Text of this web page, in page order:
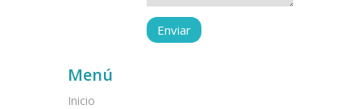
Menú
Inicio